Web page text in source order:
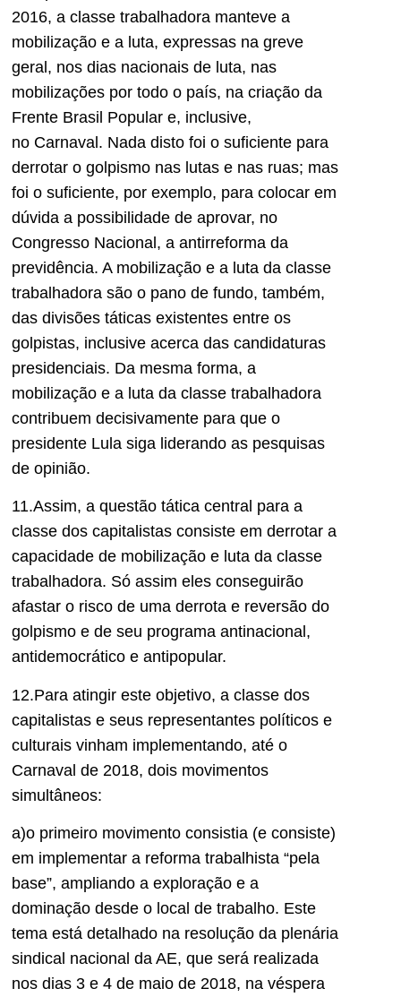
2016, a classe trabalhadora manteve a
mobilização e a luta, expressas na greve
geral, nos dias nacionais de luta, nas
mobilizações por todo o país, na criação da
Frente Brasil Popular e, inclusive,
no Carnaval. Nada disto foi o suficiente para
derrotar o golpismo nas lutas e nas ruas; mas
foi o suficiente, por exemplo, para colocar em
dúvida a possibilidade de aprovar, no
Congresso Nacional, a antirreforma da
previdência. A mobilização e a luta da classe
trabalhadora são o pano de fundo, também,
das divisões táticas existentes entre os
golpistas, inclusive acerca das candidaturas
presidenciais. Da mesma forma, a
mobilização e a luta da classe trabalhadora
contribuem decisivamente para que o
presidente Lula siga liderando as pesquisas
de opinião.
11.Assim, a questão tática central para a
classe dos capitalistas consiste em derrotar a
capacidade de mobilização e luta da classe
trabalhadora. Só assim eles conseguirão
afastar o risco de uma derrota e reversão do
golpismo e de seu programa antinacional,
antidemocrático e antipopular.
12.Para atingir este objetivo, a classe dos
capitalistas e seus representantes políticos e
culturais vinham implementando, até o
Carnaval de 2018, dois movimentos
simultâneos:
a)o primeiro movimento consistia (e consiste)
em implementar a reforma trabalhista “pela
base”, ampliando a exploração e a
dominação desde o local de trabalho. Este
tema está detalhado na resolução da plenária
sindical nacional da AE, que será realizada
nos dias 3 e 4 de maio de 2018, na véspera